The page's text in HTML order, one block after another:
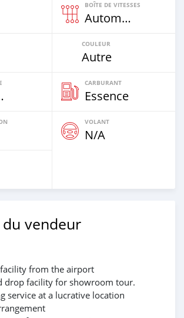
BOÎTE DE VITESSES
Automatique
COULEUR
Autre
CARBURANT
Essence
VOLANT
N/A
du vendeur
from the airport
drop facility for showroom tour.
service at a lucrative location